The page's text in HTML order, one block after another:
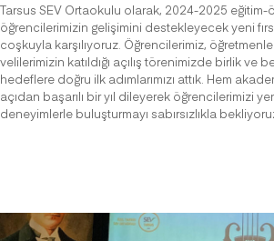
Tarsus SEV Ortaokulu olarak, 2024-2025 eğitim-
öğrencilerimizin gelişimini destekleyecek yeni
coşkuyla karşılıyoruz. Öğrencilerimiz,
velilerimizin katıldığı açılış törenimizde birlik ve
hedeflere doğru ilk adımlarımızı attık. Hem
açıdan başarılı bir yıl dileyerek öğrencilerimizi
deneyimlerle buluşturmayı sabırsızlıkla